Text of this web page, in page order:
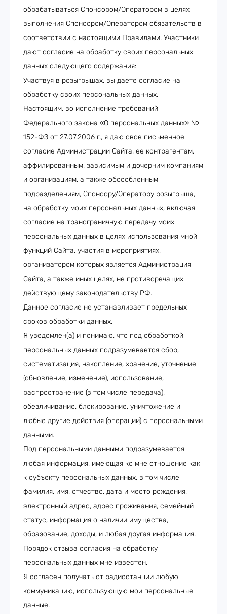
обрабатываться Спонсором/Оператором в целях
выполнения Спонсором/Оператором обязательств в
соответствии с настоящими Правилами. Участники
дают согласие на обработку своих персональных
данных следующего содержания:
Участвуя в розыгрышах, вы даете согласие на
обработку своих персональных данных.
Настоящим, во исполнение требований
Федерального закона «О персональных данных» №
152-ФЗ от 27.07.2006 г., я даю свое письменное
согласие Администрации Сайта, ее контрагентам,
аффилированным, зависимым и дочерним компаниям
и организациям, а также обособленным
подразделениям, Спонсору/Оператору розыгрыша,
на обработку моих персональных данных, включая
согласие на трансграничную передачу моих
персональных данных в целях использования мной
функций Сайта, участия в мероприятиях,
организатором которых является Администрация
Сайта, а также иных целях, не противоречащих
действующему законодательству РФ.
Данное согласие не устанавливает предельных
сроков обработки данных.
Я уведомлен(а) и понимаю, что под обработкой
персональных данных подразумевается сбор,
систематизация, накопление, хранение, уточнение
(обновление, изменение), использование,
распространение (в том числе передача),
обезличивание, блокирование, уничтожение и
любые другие действия (операции) с персональными
данными.
Под персональными данными подразумевается
любая информация, имеющая ко мне отношение как
к субъекту персональных данных, в том числе
фамилия, имя, отчество, дата и место рождения,
электронный адрес, адрес проживания, семейный
статус, информация о наличии имущества,
образование, доходы, и любая другая информация.
Порядок отзыва согласия на обработку
персональных данных мне известен.
Я согласен получать от радиостанции любую
коммуникацию, использующую мои персональные
данные.